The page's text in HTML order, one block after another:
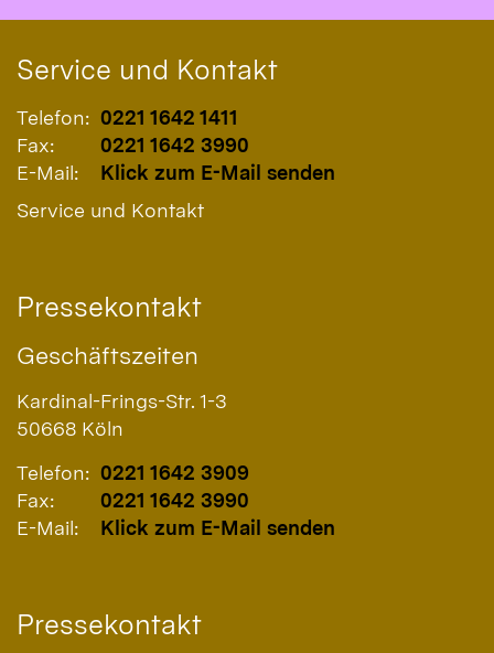
Service und Kontakt
Telefon: 0221 1642 1411
Fax:
0221 1642 3990
E-Mail:
Klick zum E-Mail senden
Service und Kontakt
Pressekontakt
Geschäftszeiten
Kardinal-Frings-Str. 1-3
50668 Köln
Telefon: 0221 1642 3909
Fax:
0221 1642 3990
E-Mail:
Klick zum E-Mail senden
Pressekontakt